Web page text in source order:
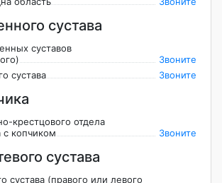
сустава
суставов
Звоните
сустава
Звоните
крестцового отдела
с копчиком
Звоните
сустава
сустава (правого или левого